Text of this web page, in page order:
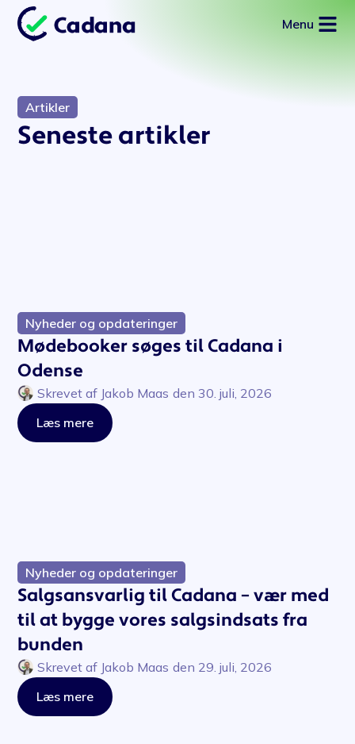
Menu
Artikler
Seneste artikler
Nyheder og opdateringer
Mødebooker søges til Cadana i
Odense
Skrevet af Jakob Maas den30. juli, 2026
Læs mere
Nyheder og opdateringer
Salgsansvarlig til Cadana – vær med
til at bygge vores salgsindsats fra
bunden
Skrevet af Jakob Maas den 29. juli, 2026
Læs mere